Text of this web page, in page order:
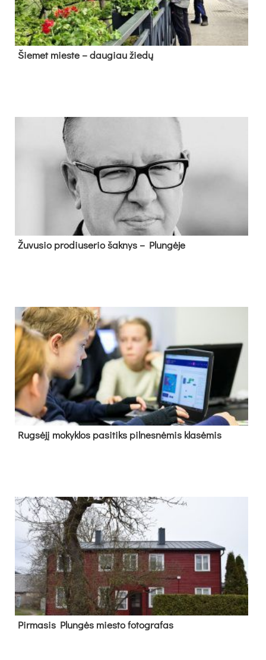
Šie­met mies­te – dau­giau žie­dų
Žu­vu­sio pro­diu­se­rio šak­nys – Plun­gė­je
Rug­sė­jį mo­kyk­los pa­si­tiks pil­nes­nė­mis kla­sė­mis
Pir­ma­sis Plun­gės mies­to fo­tog­ra­fas